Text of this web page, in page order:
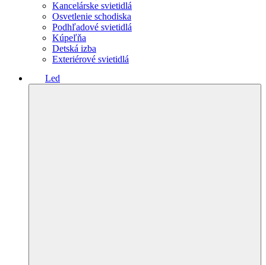
Kancelárske svietidlá
Osvetlenie schodiska
Podhľadové svietidlá
Kúpeľňa
Detská izba
Exteriérové svietidlá
Led